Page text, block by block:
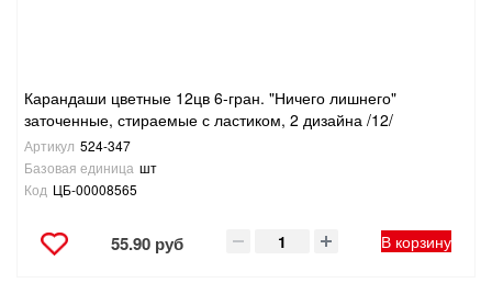
Карандаши цветные 12цв 6-гран. "Ничего лишнего"
заточенные, стираемые с ластиком, 2 дизайна /12/
Артикул 524-347
Базовая единица шт
Код ЦБ-00008565
55.90 руб В корзину